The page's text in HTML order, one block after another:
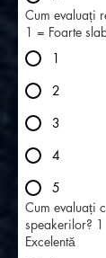
Cum evaluați
1 = Foarte
1
2
3
4
5
Cum evaluați
speakerilor?
Excelentă